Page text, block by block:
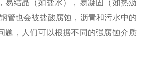
易结晶（如盐水），易凝固（如热沥
管也会被盐酸腐蚀，沥青和污水中的
题，人们可以根据不同的强腐蚀介质